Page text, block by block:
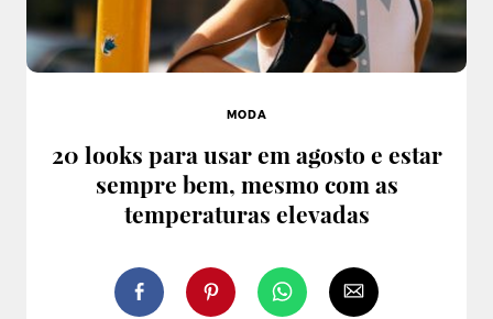
MODA
20 looks para usar em agosto e estar
sempre bem, mesmo com as
temperaturas elevadas